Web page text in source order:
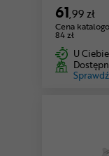
61,99 zł
Cena
84 zł
U Ciebie